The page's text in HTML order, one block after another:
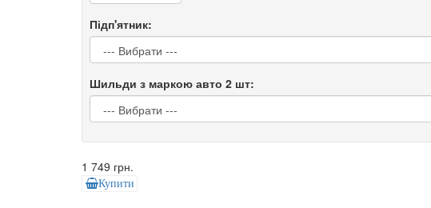
Підп'ятник:
Шильди з маркою авто 2 шт:
1 749 грн.
Купити